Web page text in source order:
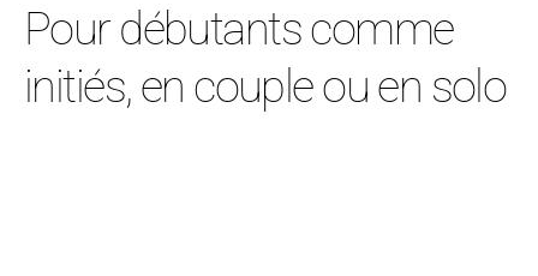
Pour débutants comme
initiés, en couple ou en solo